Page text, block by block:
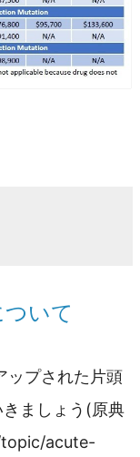
いて
ップされた片頭
ましょう(原典
acute-